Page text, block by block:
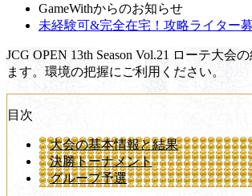
GameWithからのお知らせ
未経験可&完全在宅！攻略ライター募
JCG OPEN 13th Season Vol.21 ローテ大会
ます。環境の把握にご利用ください。
目次
大会の基本情報と結果
決勝トーナメント
グループ予選